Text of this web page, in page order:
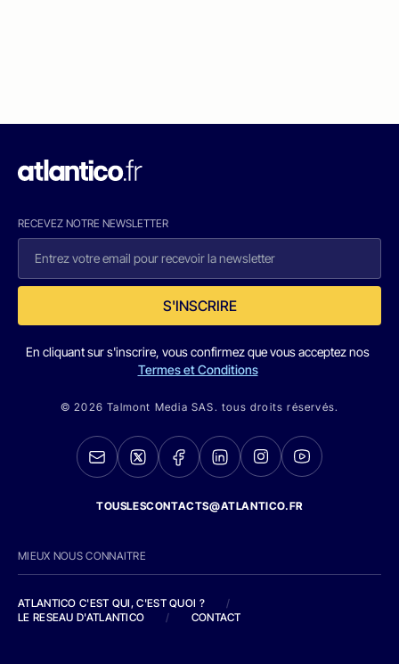
RECEVEZ NOTRE NEWSLETTER
S'INSCRIRE
En cliquant sur s'inscrire, vous confirmez que vous acceptez nos
Termes et Conditions
© 2026 Talmont Media SAS. tous droits réservés.
TOUSLESCONTACTS@ATLANTICO.FR
MIEUX NOUS CONNAITRE
ATLANTICO C'EST QUI, C'EST QUOI ?
/
LE RESEAU D'ATLANTICO
/ CONTACT